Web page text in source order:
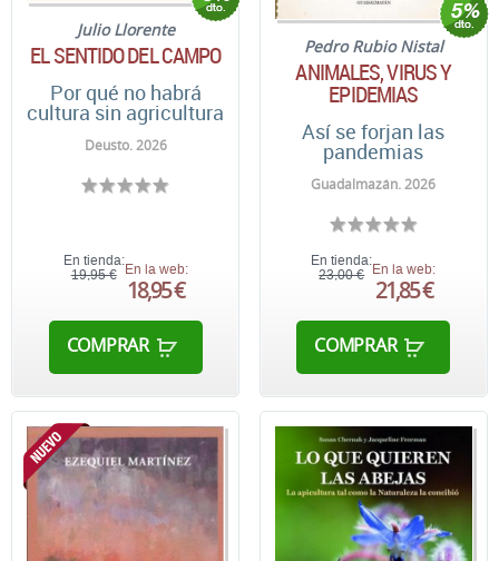
Julio Llorente
EL SENTIDO DEL CAMPO
Por qué no habrá
cultura sin agricultura
Deusto. 2026
En tienda:
19,95 € En la web:
18,95 €
COMPRAR
Pedro Rubio Nistal
ANIMALES, VIRUS Y
EPIDEMIAS
Así se forjan las
pandemias
Guadalmazán. 2026
En tienda:
23,00 €
En la web:
21,85 €
COMPRAR